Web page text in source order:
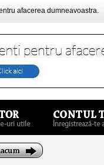
afacerea dumneavoastra.